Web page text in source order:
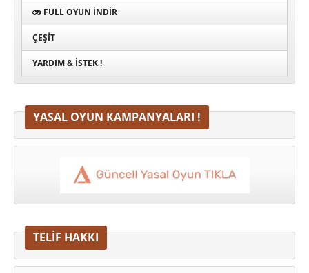
FULL OYUN İNDIR
ÇEŞIT
YARDIM & İSTEK !
YASAL OYUN KAMPANYALARI !
TELİF HAKKI